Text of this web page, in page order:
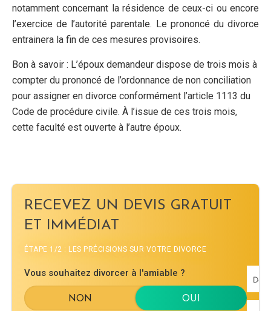
notamment concernant la résidence de ceux-ci ou encore
l’exercice de l’autorité parentale. Le prononcé du divorce
entrainera la fin de ces mesures provisoires.
Bon à savoir : L’époux demandeur dispose de trois mois à
compter du prononcé de l’ordonnance de non conciliation
pour assigner en divorce conformément l’article 1113 du
Code de procédure civile. À l’issue de ces trois mois,
cette faculté est ouverte à l’autre époux.
RECEVEZ UN DEVIS GRATUIT
ET IMMÉDIAT
ÉTAPE 1/2 : LES PRÉCISIONS SUR VOTRE DIVORCE
Vous souhaitez divorcer à l'amiable ?